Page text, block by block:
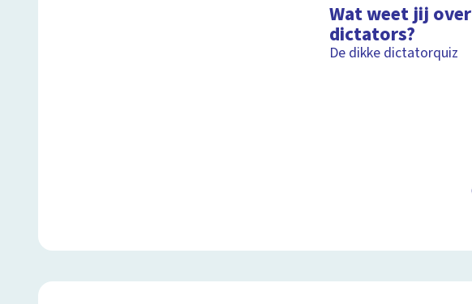
Wat weet jij over
dictators?
De dikke dictatorquiz